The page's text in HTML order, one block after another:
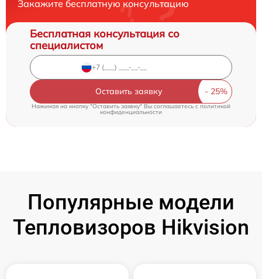
Закажите бесплатную консультацию
Бесплатная консультация со
специалистом
Оставить заявку
Нажимая на кнопку "Оставить заявку" Вы соглашаетесь cполитикой
конфиденциальности
Популярные модели
Тепловизоров Hikvision